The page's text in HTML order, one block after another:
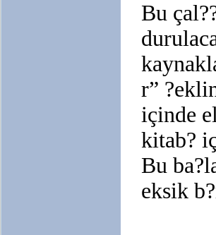
Bu
r”
içinde
kitab?
Bu
eksik